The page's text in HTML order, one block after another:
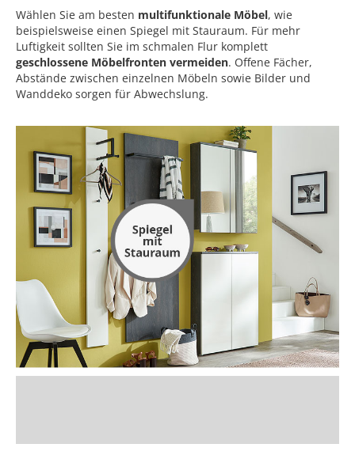
Wählen Sie am besten multifunktionale Möbel, wie
beispielsweise einen Spiegel mit Stauraum. Für mehr
Luftigkeit sollten Sie im schmalen Flur komplett
geschlossene Möbelfronten vermeiden. Offene Fächer,
Abstände zwischen einzelnen Möbeln sowie Bilder und
Wanddeko sorgen für Abwechslung.